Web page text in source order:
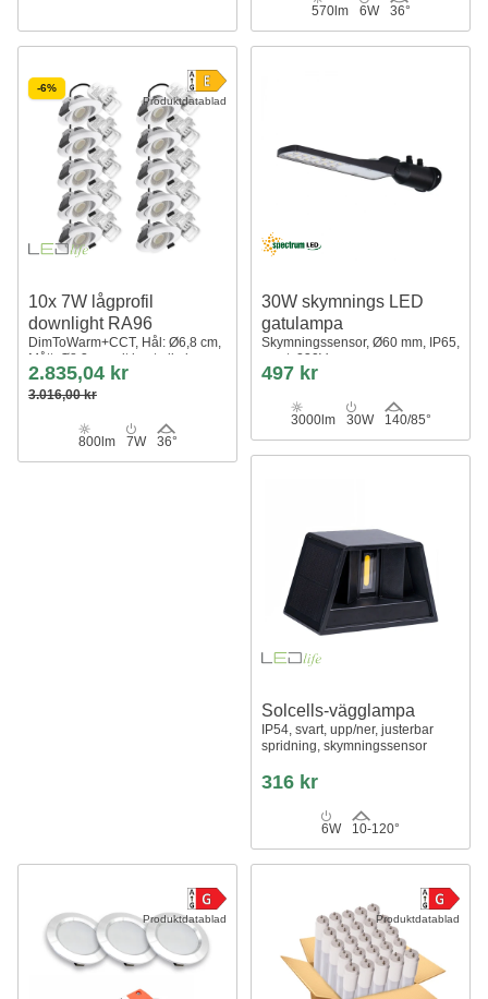
570lm 6W 36°
Produktdatablad
-6%
10x 7W lågprofil
downlight RA96
DimToWarm+CCT, Hål: Ø6,8 cm,
Mått: Ø8,3 cm, vit kant, dimbar
2.835,04 kr
3.016,00 kr
800lm 7W 36°
30W skymnings LED
gatulampa
Skymningssensor, Ø60 mm, IP65,
svart, 230V
497 kr
3000lm 30W 140/85°
Solcells-vägglampa
IP54, svart, upp/ner, justerbar
spridning, skymningssensor
316 kr
6W 10-120°
Produktdatablad Produktdatablad